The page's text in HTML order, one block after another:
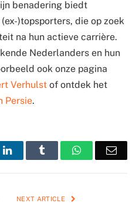
benadering biedt
)topsporters, die op zoek
na hun actieve carrière.
Nederlanders en hun
ook onze pagina
Verhulst of ontdek het
Persie.
LinkedIn Tumblr WhatsApp
NEXT ARTICLE